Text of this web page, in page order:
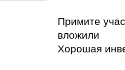
Примите
вложили
Хорошая